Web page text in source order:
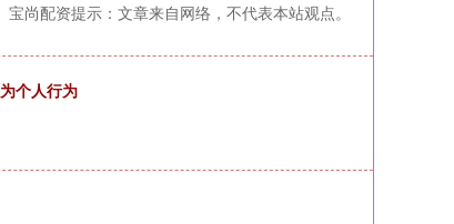
宝尚配资提示：文章来自网络，不代表本站观点。
个人行为